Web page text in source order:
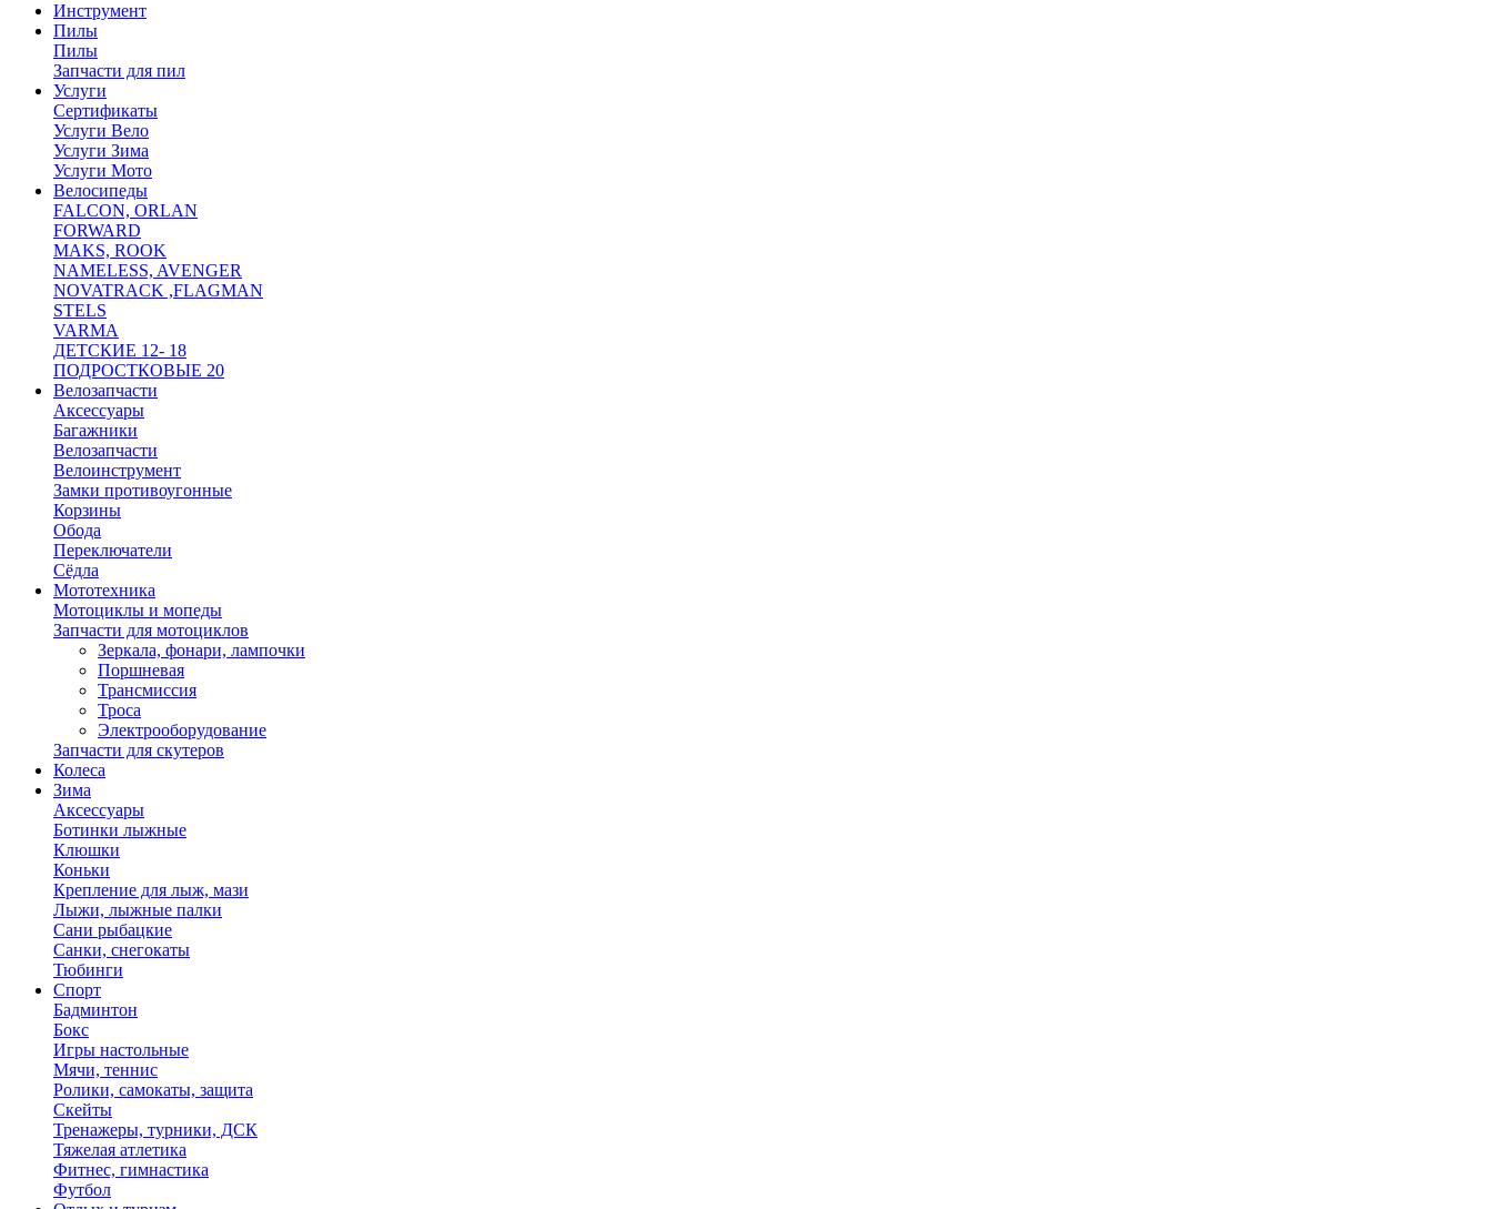
Инструмент
Пилы
Пилы
Запчасти для пил
Услуги
Сертификаты
Услуги Вело
Услуги Зима
Услуги Мото
Велосипеды
FALCON, ORLAN
FORWARD
MAKS, ROOK
NAMELESS, AVENGER
NOVATRACK ,FLAGMAN
STELS
VARMA
ДЕТСКИЕ 12- 18
ПОДРОСТКОВЫЕ 20
Велозапчасти
Аксессуары
Багажники
Велозапчасти
Велоинструмент
Замки противоугонные
Корзины
Обода
Переключатели
Сёдла
Мототехника
Мотоциклы и мопеды
Запчасти для мотоциклов
Зеркала, фонари, лампочки
Поршневая
Трансмиссия
Троса
Электрооборудование
Запчасти для скутеров
Колеса
Зима
Аксессуары
Ботинки лыжные
Клюшки
Коньки
Крепление для лыж, мази
Лыжи, лыжные палки
Сани рыбацкие
Санки, снегокаты
Тюбинги
Спорт
Бадминтон
Бокс
Игры настольные
Мячи, теннис
Ролики, самокаты, защита
Скейты
Тренажеры, турники, ДСК
Тяжелая атлетика
Фитнес, гимнастика
Футбол